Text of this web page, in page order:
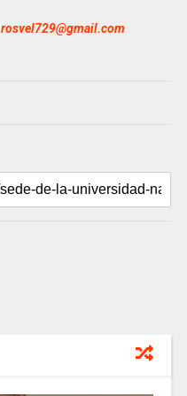
rosvel729@gmail.com